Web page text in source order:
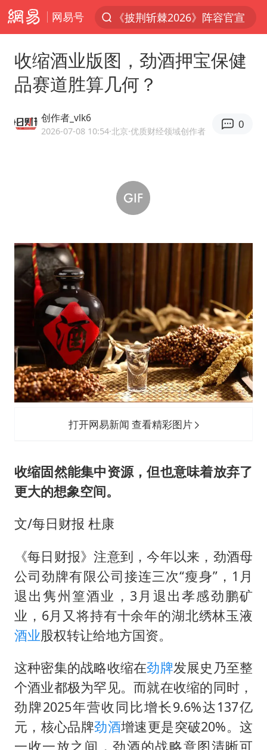
网易号
《披荆斩棘2026》阵容官宣
俄称边境州遭乌大规模袭击已致13伤
杭州机场已取消航班388架次
浙江省委书记：该停下的坚决停下来
10余省份将出现强风雨 局地特大暴雨
新疆一婚礼线上邀请引热议
《龙餐馆》 冲奖
上门女婿出轨女邻居多年被判重婚罪
构建更高水平的全民健身公共服务体系
韩军前线部队连曝丑闻
云南一男子胃中取出180颗铁钉
收缩酒业版图，劲酒押宝保健
品赛道胜算几何？
创作者_vlk6
2026-07-08 10:54·北京·优质财经领域创作者
0
打开网易新闻 查看精彩图片
收缩固然能集中资源，但也意味着放弃了
更大的想象空间。
文/每日财报 杜康
《每日财报》注意到，今年以来，劲酒母
公司劲牌有限公司接连三次“瘦身”，1月
退出隽州篁酒业，3月退出孝感劲鹏矿
业，6月又将持有十余年的湖北绣林玉液
酒业股权转让给地方国资。
这种密集的战略收缩在劲牌发展史乃至整
个酒业都极为罕见。而就在收缩的同时，
劲牌2025年营收同比增长9.6%达137亿
元，核心品牌劲酒增速更是突破20%。这
一收一放之间，劲酒的战略意图清晰可